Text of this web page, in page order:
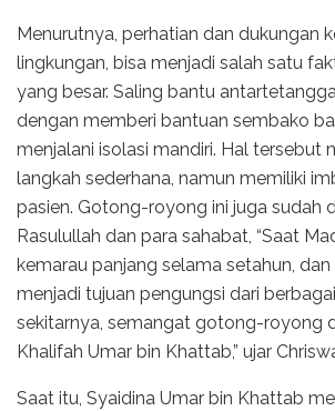
Menurutnya, perhatian dan dukungan
lingkungan, bisa menjadi salah satu
yang besar. Saling bantu
dengan memberi bantuan sembako
menjalani isolasi mandiri. Hal tersebut
langkah sederhana, namun memiliki
pasien. Gotong-royong ini juga sudah
Rasulullah dan para sahabat, “Saat
kemarau panjang selama setahun,
menjadi tujuan pengungsi dari
sekitarnya, semangat gotong-royong
Khalifah Umar bin Khattab,” ujar
Saat itu, Syaidina Umar bin Khattab